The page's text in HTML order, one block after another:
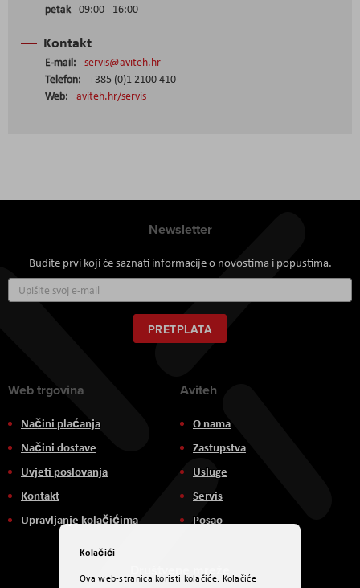
petak 09:00 - 16:00
Kontakt
E-mail:
servis@aviteh.hr
Telefon:
+385 (0)1 2100 410
Web:
aviteh.hr/servis
Newsletter
Budite prvi koji će saznati informacije o novostima i popustima.
se
za
naš
newsletter:
PRETPLATA
Web trgovina
Načini plaćanja
Načini dostave
Uvjeti poslovanja
Kontakt
Upravljanje kolačićima
Aviteh
O nama
Zastupstva
Usluge
Servis
Posao
Društvene mreže
Kolačići
Ova web-stranica koristi kolačiće. Kolačiće